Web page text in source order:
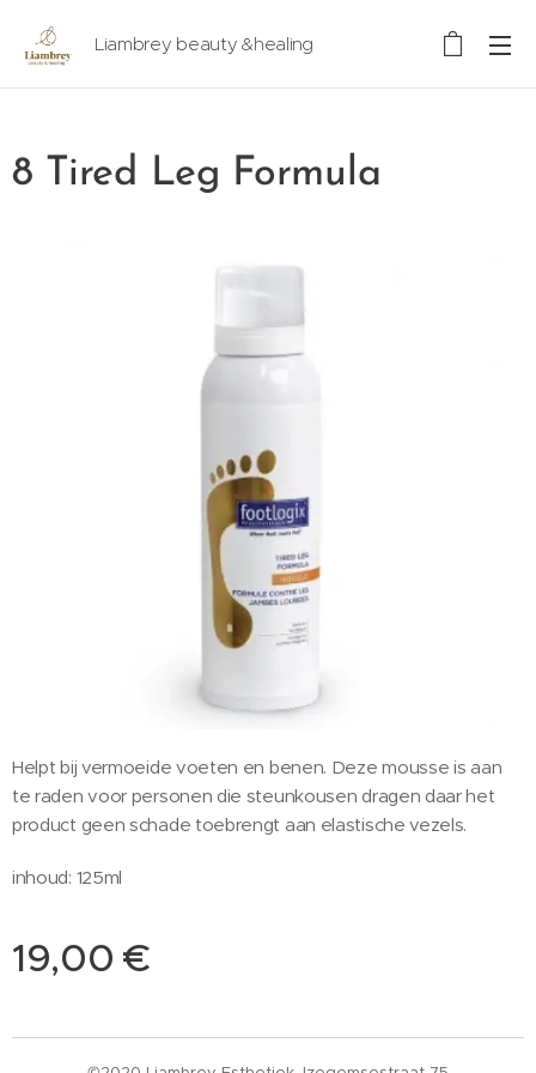
Liambrey beauty &healing
8 Tired Leg Formula
Helpt bij vermoeide voeten en benen. Deze mousse is aan
te raden voor personen die steunkousen dragen daar het
product geen schade toebrengt aan elastische vezels.
inhoud: 125ml
19,00 €